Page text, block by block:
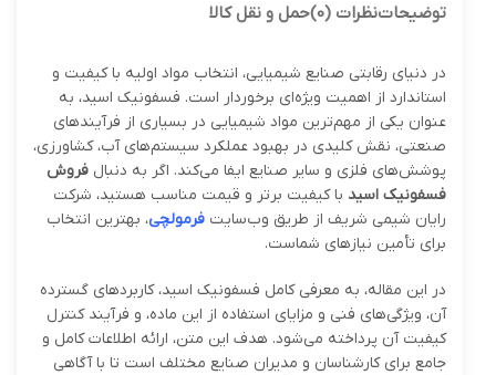
توضیحاتنظرات (0) حمل و نقل کالا
در دنیای رقابتی صنایع شیمیایی، انتخاب مواد اولیه با کیفیت و
استاندارد از اهمیت ویژه‌ای برخوردار است. فسفونیک اسید، به
عنوان یکی از مهم‌ترین مواد شیمیایی در بسیاری از فرآیندهای
صنعتی، نقش کلیدی در بهبود عملکرد سیستم‌های آب، کشاورزی،
پوشش‌های فلزی و سایر صنایع ایفا می‌کند. اگر به دنبال فروش
فسفونیک اسید با کیفیت برتر و قیمت مناسب هستید، شرکت
رایان شیمی شریف از طریق وب‌سایت فرمولچی، بهترین انتخاب
برای تأمین نیازهای شماست.
در این مقاله، به معرفی کامل فسفونیک اسید، کاربردهای گسترده
آن، ویژگی‌های فنی و مزایای استفاده از این ماده، و فرآیند کنترل
کیفیت آن پرداخته می‌شود. هدف این متن، ارائه اطلاعات کامل و
جامع برای کارشناسان و مدیران صنایع مختلف است تا با آگاهی